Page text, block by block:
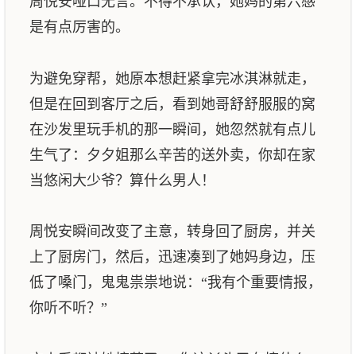
是有点厉害的。
为避免穿帮，她原本想赶紧拿完冰淇淋就走，
但是在回到客厅之后，看到她哥舒舒服服的窝
在沙发里玩手机的那一瞬间，她忽然就有点儿
生气了：夕夕姐那么辛苦的送外卖，你却在家
当悠闲大少爷？算什么男人！
周悦安瞬间改变了主意，转身回了厨房，并关
上了厨房门，然后，迅速凑到了她妈身边，压
低了嗓门，鬼鬼祟祟地说：“我有个重要情报，
你听不听？”